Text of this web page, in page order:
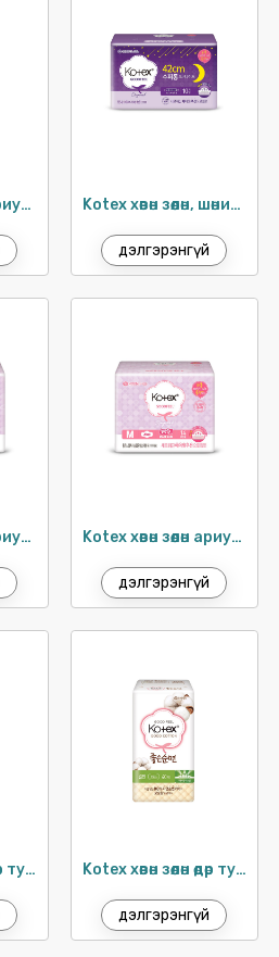
Kotex хөвөн зөөлөн ариун цэврийн хэрэглэл 29см / 32ш Kotex хөвөн зөөлөн, шөнийн урт хэрэглэл 42см / 10ш
дэлгэрэнгүй
Kotex хөвөн зөөлөн ариун цэврийн хэрэглэл 29см / 12ш Kotex хөвөн зөөлөн ариун цэврийн хэрэглэл 26см / 12ш
дэлгэрэнгүй
Kotex хөвөн зөөлөн өдөр тутам 17.5см / 36ш Kotex хөвөн зөөлөн өдөр тутам 15см / 40ш
дэлгэрэнгүй